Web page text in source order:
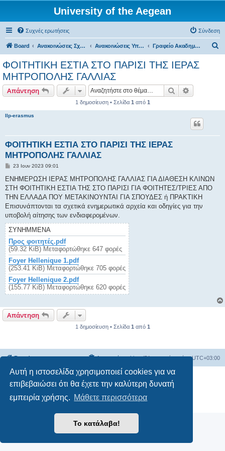
Αυτή η ιστοσελίδα χρησιμοποιεί cookies για να
επιβεβαιώσει ότι θα έχετε την καλύτερη δυνατή
εμπειρία χρήσης. Μάθετε περισσότερα
Το κατάλαβα!
University of the Aegean
Συχνές ερωτήσεις Σύνδεση
Board Ανακοινώσεις Σχολών, Τμημάτων, Συλλόγων & Υπηρεσιών Ανακοινώσεις Υπηρεσιών Γραφείο Ακαδημαϊκών Προγραμμάτων & Διεθνών Συνεργασιών
ΦΟΙΤΗΤΙΚΗ ΕΣΤΙΑ ΣΤΟ ΠΑΡΙΣΙ ΤΗΣ ΙΕΡΑΣ
ΜΗΤΡΟΠΟΛΗΣ ΓΑΛΛΙΑΣ
Απάντηση Αναζήτηση
1 δημοσίευση • Σελίδα 1 από 1
llp-erasmus
ΦΟΙΤΗΤΙΚΗ ΕΣΤΙΑ ΣΤΟ ΠΑΡΙΣΙ ΤΗΣ ΙΕΡΑΣ
ΜΗΤΡΟΠΟΛΗΣ ΓΑΛΛΙΑΣ
Δ
μ
σ
ί
υ
σ
23 Ιουν 2023 09:01
ΕΝΗΜΕΡΩΣΗ ΙΕΡΑΣ ΜΗΤΡΟΠΟΛΗΣ ΓΑΛΛΙΑΣ ΓΙΑ ΔΙΑΘΕΣΗ ΚΛΙΝΩΝ
ΣΤΗ ΦΟΙΤΗΤΙΚΗ ΕΣΤΙΑ ΤΗΣ ΣΤΟ ΠΑΡΙΣΙ ΓΙΑ ΦΟΙΤΗΤΕΣ/ΤΡΙΕΣ ΑΠΟ
ΤΗΝ ΕΛΛΑΔΑ ΠΟΥ ΜΕΤΑΚΙΝΟΥΝΤΑΙ ΓΙΑ ΣΠΟΥΔΕΣ ή ΠΡΑΚΤΙΚΗ
Επισυνάπτονται τα σχετικά ενημερωτικά αρχεία και οδηγίες για την
υποβολή αίτησης των ενδιαφερομένων.
ΣΥΝΗΜΜΈΝΑ
Προς φοιτητές.pdf
(59.32 KiB) Μεταφορτώθηκε 647 φορές
Foyer Hellenique 1.pdf
(253.41 KiB) Μεταφορτώθηκε 705 φορές
Foyer Hellenique 2.pdf
(155.77 KiB) Μεταφορτώθηκε 620 φορές
Απάντηση
1 δημοσίευση • Σελίδα 1 από 1
Board Όλοι οι χρόνοι είναιUTC+03:00
Διαγραφή cookies
Δημιουργήθηκε από phpBB® Forum Software © phpBB Limited
Ελληνική μετάφραση από το
Απόρρητο|Όροι